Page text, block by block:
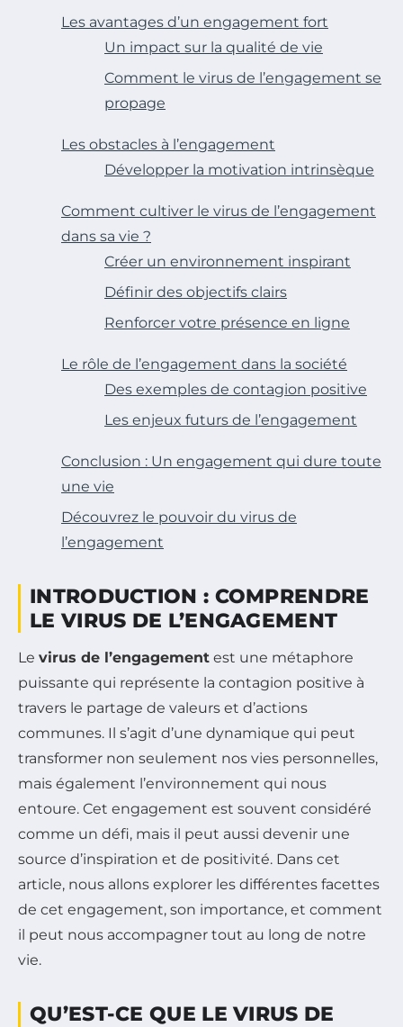
Les avantages d’un engagement fort
Un impact sur la qualité de vie
Comment le virus de l’engagement se
propage
Les obstacles à l’engagement
Développer la motivation intrinsèque
Comment cultiver le virus de l’engagement
dans sa vie ?
Créer un environnement inspirant
Définir des objectifs clairs
Renforcer votre présence en ligne
Le rôle de l’engagement dans la société
Des exemples de contagion positive
Les enjeux futurs de l’engagement
Conclusion : Un engagement qui dure toute
une vie
Découvrez le pouvoir du virus de
l’engagement
INTRODUCTION : COMPRENDRE
LE VIRUS DE L’ENGAGEMENT
Le virus de l’engagement est une métaphore
puissante qui représente la contagion positive à
travers le partage de valeurs et d’actions
communes. Il s’agit d’une dynamique qui peut
transformer non seulement nos vies personnelles,
mais également l’environnement qui nous
entoure. Cet engagement est souvent considéré
comme un défi, mais il peut aussi devenir une
source d’inspiration et de positivité. Dans cet
article, nous allons explorer les différentes facettes
de cet engagement, son importance, et comment
il peut nous accompagner tout au long de notre
vie.
QU’EST-CE QUE LE VIRUS DE